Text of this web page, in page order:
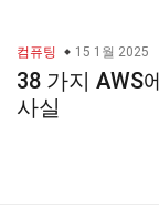
컴퓨팅 15 1월 2025
38 가지 AWS
사실